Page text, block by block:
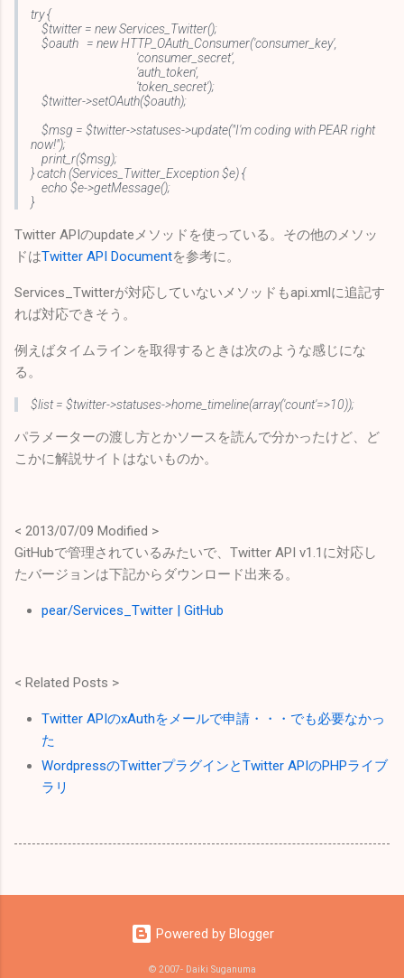
try {
$twitter = new Services_Twitter();
$oauth = new HTTP_OAuth_Consumer('consumer_key',
'consumer_secret',
'auth_token',
'token_secret');
$twitter->setOAuth($oauth);
$msg = $twitter->statuses->update("I'm coding with PEAR right
now!");
print_r($msg);
} catch (Services_Twitter_Exception $e) {
echo $e->getMessage();
}
Twitter APIのupdateメソッドを使っている。その他のメソッ
ドはTwitter API Documentを参考に。
Services_Twitterが対応していないメソッドもapi.xmlに追記す
れば対応できそう。
例えばタイムラインを取得するときは次のような感じにな
る。
$list = $twitter->statuses->home_timeline(array('count'=>10));
パラメーターの渡し方とかソースを読んで分かったけど、ど
こかに解説サイトはないものか。
< 2013/07/09 Modified >
GitHubで管理されているみたいで、Twitter API v1.1に対応し
たバージョンは下記からダウンロード出来る。
pear/Services_Twitter | GitHub
< Related Posts >
Twitter APIのxAuthをメールで申請・・・でも必要なかっ
た
WordpressのTwitterプラグインとTwitter APIのPHPライブ
ラリ
Powered by Blogger
© 2007- Daiki Suganuma